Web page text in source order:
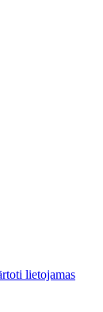
lietojamas